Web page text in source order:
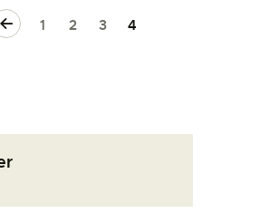
1 2 3 4